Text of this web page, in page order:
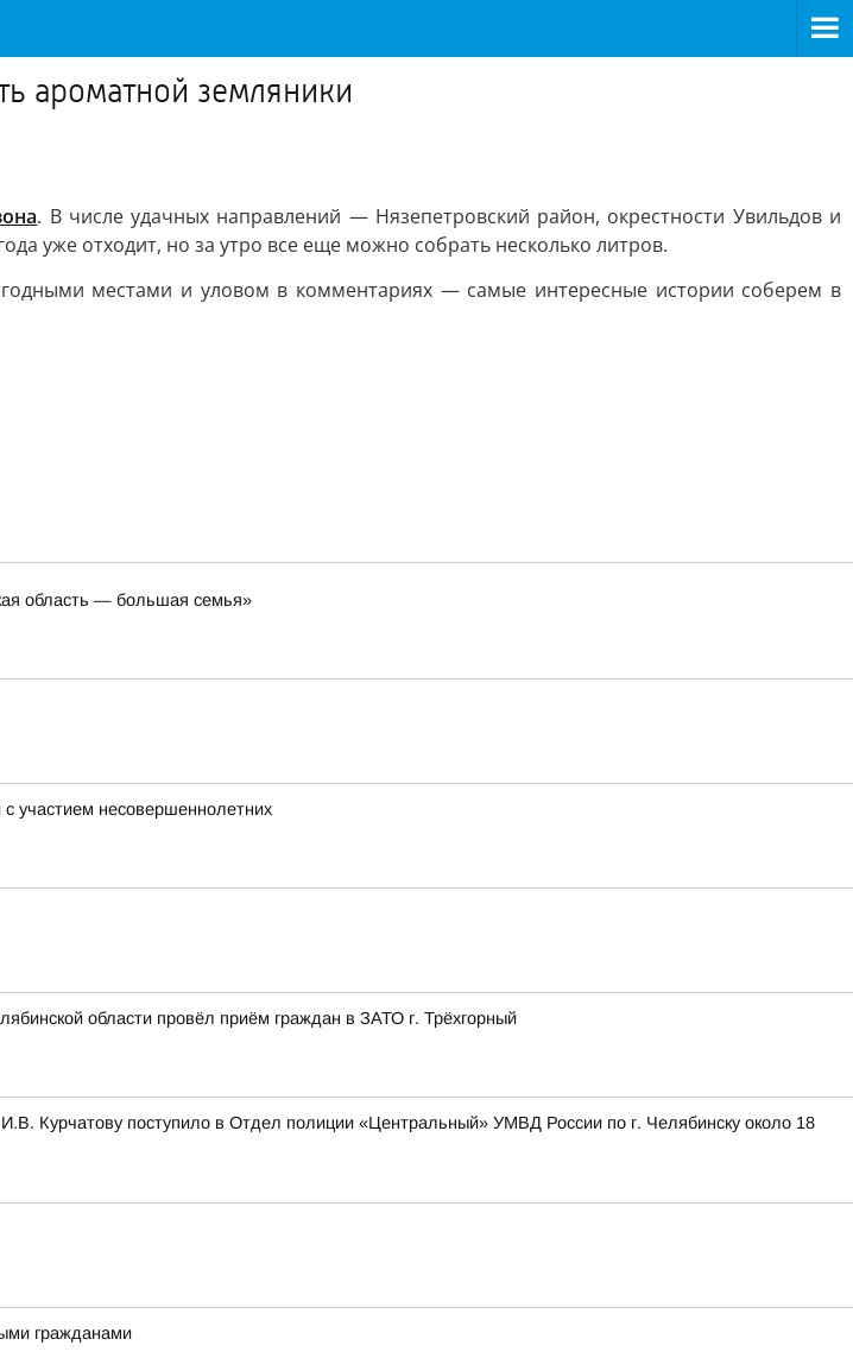
ароматной земляники
. В числе удачных направлений — Нязепетровский район, окрестности Увильдов и
уже отходит, но за утро все еще можно собрать несколько литров.
местами и уловом в комментариях — самые интересные истории соберем в
область — большая семья»
участием несовершеннолетних
области провёл приём граждан в ЗАТО г. Трёхгорный
Курчатову поступило в Отдел полиции «Центральный» УМВД России по г. Челябинску около 18
гражданами